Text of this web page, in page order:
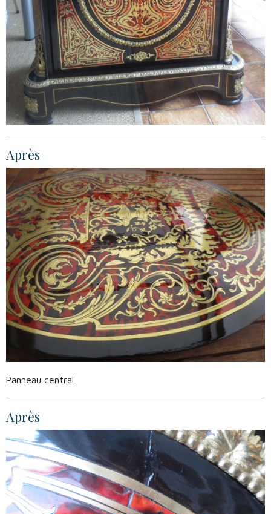
Après
Panneau central
Après